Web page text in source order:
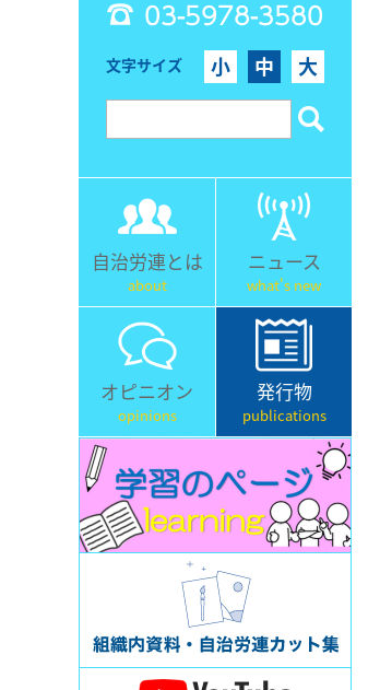
03-5978-3580
文字サイズ 小 中 大
自治労連とは
about
ニュース
what's new
オピニオン
opinions
発行物
publications